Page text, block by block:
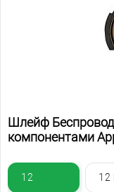
Шлейф
компонентами
12 12